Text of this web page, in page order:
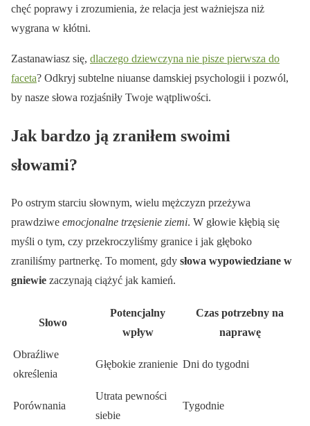
chęć poprawy i zrozumienia, że relacja jest ważniejsza niż
wygrana w kłótni.
Zastanawiasz się, dlaczego dziewczyna nie pisze pierwsza do
faceta? Odkryj subtelne niuanse damskiej psychologii i pozwól,
by nasze słowa rozjaśniły Twoje wątpliwości.
Jak bardzo ją zraniłem swoimi
słowami?
Po ostrym starciu słownym, wielu mężczyzn przeżywa
prawdziwe emocjonalne trzęsienie ziemi. W głowie kłębią się
myśli o tym, czy przekroczyliśmy granice i jak głęboko
zraniliśmy partnerkę. To moment, gdy słowa wypowiedziane w
gniewie zaczynają ciążyć jak kamień.
Słowo
Potencjalny
wpływ
Czas potrzebny na
naprawę
Obraźliwe
określenia
Głębokie zranienie Dni do tygodni
Porównania
Utrata pewności
siebie
Tygodnie